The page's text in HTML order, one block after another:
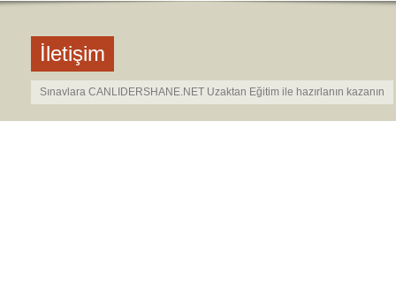
İletişim
Sınavlara CANLIDERSHANE.NET Uzaktan Eğitim ile hazırlanın kazanın